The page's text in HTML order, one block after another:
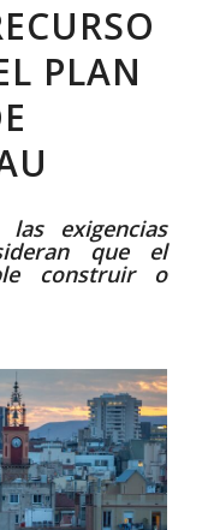
PLAN
exigencias
que el
construir o